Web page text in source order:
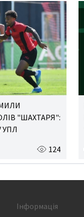
"ШАХТАРЯ":
УПЛ
124
Інформація